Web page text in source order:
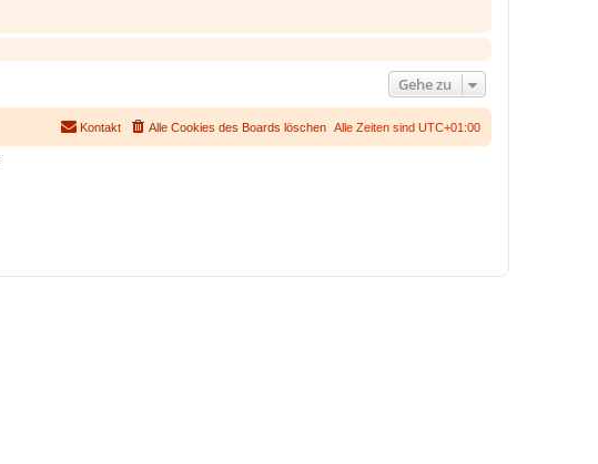
Gehe zu
Alle Zeiten sind UTC+01:00
Alle Cookies des Boards löschen
Kontakt